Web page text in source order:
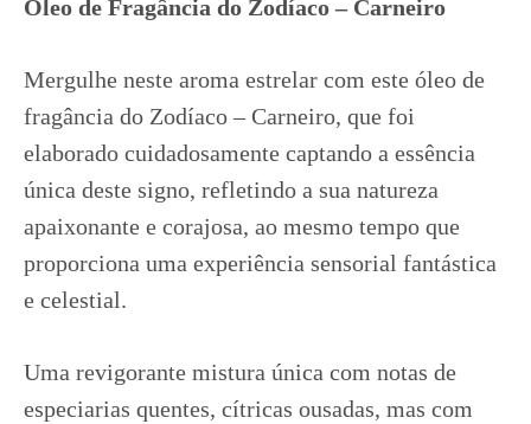
Óleo de Fragância do Zodíaco – Carneiro
Mergulhe neste aroma estrelar com este óleo de
fragância do Zodíaco – Carneiro, que foi
elaborado cuidadosamente captando a essência
única deste signo, refletindo a sua natureza
apaixonante e corajosa, ao mesmo tempo que
proporciona uma experiência sensorial fantástica
e celestial.
Uma revigorante mistura única com notas de
especiarias quentes, cítricas ousadas, mas com